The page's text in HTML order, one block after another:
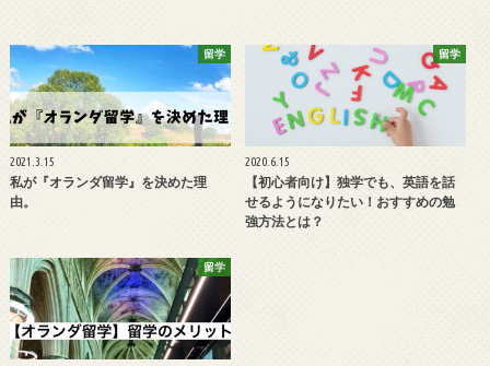
留学
2021.3.15
私が『オランダ留学』を決めた理
由。
留学
2020.6.15
【初心者向け】独学でも、英語を話
せるようになりたい！おすすめの勉
強方法とは？
留学